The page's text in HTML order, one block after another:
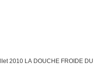
2010 LA DOUCHE FROIDE DU